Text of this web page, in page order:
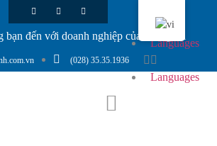
bạn đến với doanh nghiệp của chúng tôi
(028) 35.35.1936
Languages
Languages